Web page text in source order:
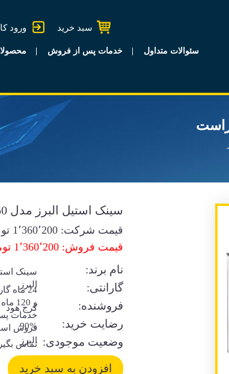
ورود سبد خرید
خدمات پس از فروش سئوالات متداول
سینک استیل البرز مدل 260/50 روکار راست
قیمت شرکت: 1٬360٬200
قیمت فروش: 1٬360٬200 تومان
نام برند:
سینک
البرز
گارانتی:
24 ماه
و 120 ماه
خدمات
فروش
البرز
فروشنده: کرج هود
رضایت خرید: 90%
وضعیت موجودی: تماس